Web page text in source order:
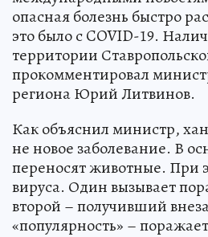
опасная болезнь быстро
это было с COVID-19.
территории
прокомментировал
региона Юрий Литвинов.
Как объяснил министр,
не новое заболевание. В
переносят животные. При
вируса. Один вызывает
второй – получивший
«популярность» –